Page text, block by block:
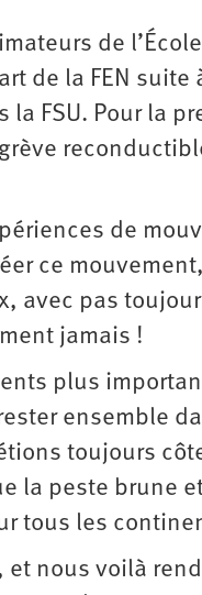
de
de la FEN
FSU. Pour la
de
ce
avec pas
jamais !
plus
ensemble
toujours
la peste brune
tous les
nous voilà